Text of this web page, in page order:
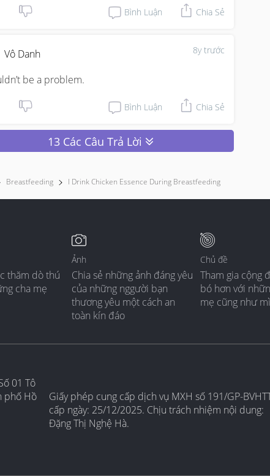
Bình Luận Chia Sẻ
8y trước
Vô Danh
be a problem.
Bình Luận Chia Sẻ
13 Các Câu Trả Lời
Breastfeeding I Drink Chicken Essence During Breastfeeding
thăm dò thú
cha mẹ
Ảnh
Chia sẻ những ảnh đáng yêu
của những nggười bạn
thương yêu một cách an
toàn kín đáo
Chủ đề
Tham gia cộng
bó hơn với
mẹ cũng như
01 Tô
phố Hồ
Giấy phép cung cấp dịch vụ MXH số 191/GP-
cấp ngày: 25/12/2025. Chịu trách nhiệm nội dung:
Đặng Thị Nghệ Hà.